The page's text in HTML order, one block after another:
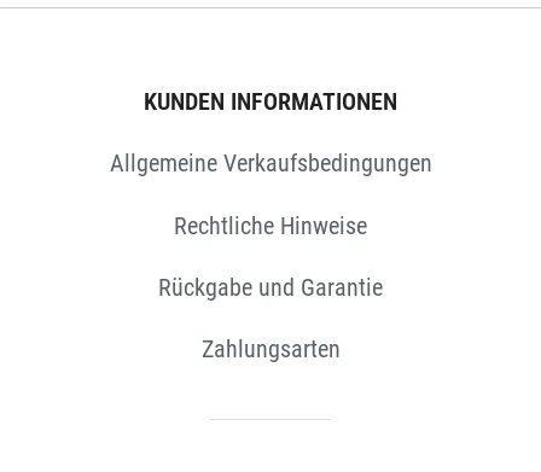
KUNDEN INFORMATIONEN
Allgemeine Verkaufsbedingungen
Rechtliche Hinweise
Rückgabe und Garantie
Zahlungsarten